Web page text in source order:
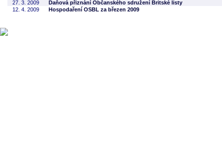
27. 3. 2009
Daňová přiznání Občanského sdružení Britské listy
12. 4. 2009
Hospodaření OSBL za březen 2009